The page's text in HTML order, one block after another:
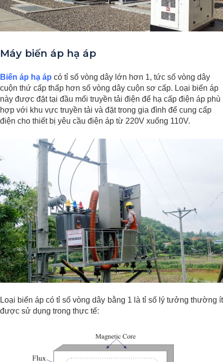
Máy biến áp hạ áp
Biến áp hạ áp có tỉ số vòng dây lớn hơn 1, tức số vòng dây
cuộn thứ cấp thấp hơn số vòng dây cuộn sơ cấp. Loại biến áp
này được đặt tại đầu mối truyền tải điện để hạ cấp điện áp phù
hợp với khu vực truyền tải và đặt trong gia đình để cung cấp
điện cho thiết bị yêu cầu điện áp từ 220V xuống 110V.
Loại biến áp có tỉ số vòng dây bằng 1 là tỉ số lý tưởng thường ít
được sử dụng trong thực tế: